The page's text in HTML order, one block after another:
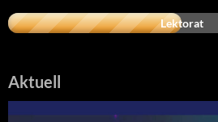
Lektorat
Aktuell